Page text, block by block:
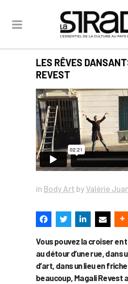
LES RÊVES
REVEST
in Body Art by Valérie
Vous pouvez la croiser en
au détour d’une rue, dans
d’art, dans un lieu en
beaucoup, Magali Revest